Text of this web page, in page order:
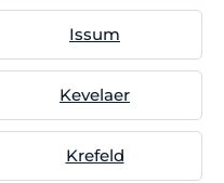
Issum
Kevelaer
Krefeld